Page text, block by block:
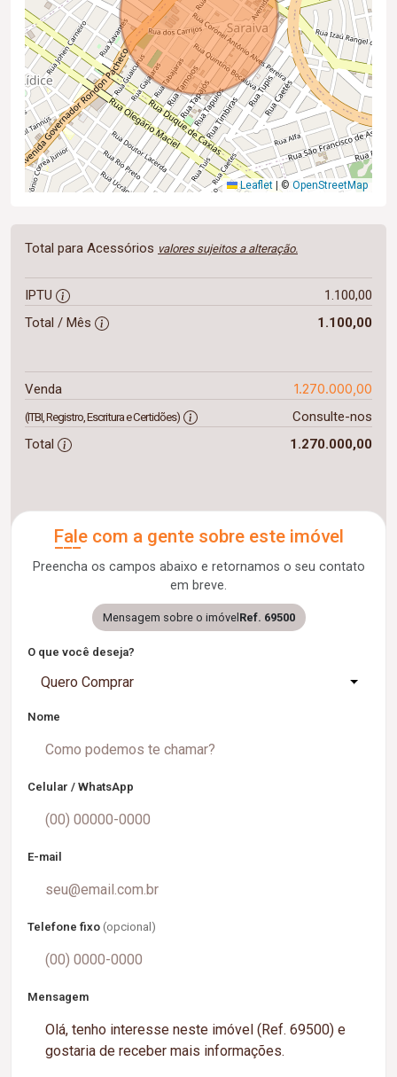
Leaflet © OpenStreetMap
Total para Acessórios valores sujeitos a alteração.
IPTU
1.100,00
Total / Mês
1.100,00
Venda 1.270.000,00
(ITBI, Registro, Escritura e Certidões)
Consulte-nos
Total
1.270.000,00
Fale com a gente sobre este imóvel
Preencha os campos abaixo e retornamos o seu contato
em breve.
Mensagem sobre o imóvel Ref. 69500
O que você deseja?
Quero Comprar
Nome
Celular / WhatsApp
E-mail
Telefone fixo (opcional)
Mensagem